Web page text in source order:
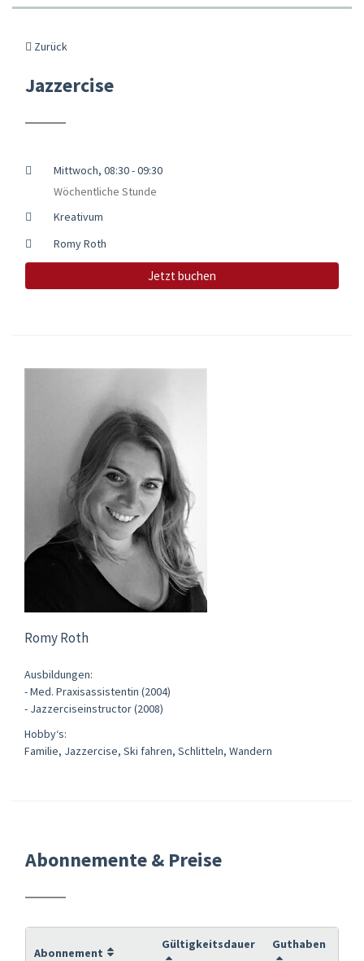
Zurück
Jazzercise
Mittwoch, 08:30 - 09:30
Wöchentliche Stunde
Kreativum
Romy Roth
Jetzt buchen
Romy Roth
Ausbildungen:
- Med. Praxisassistentin (2004)
- Jazzerciseinstructor (2008)
Hobby‘s:
Familie, Jazzercise, Ski fahren, Schlitteln, Wandern
Abonnemente & Preise
Abonnement
Gültigkeitsdauer Guthaben